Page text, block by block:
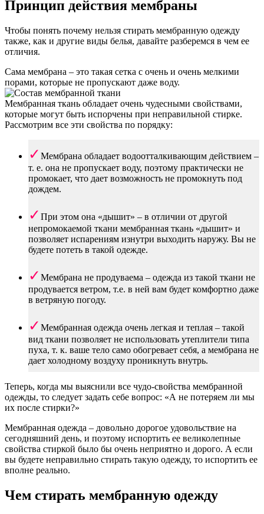
Принцип действия мембраны
Чтобы понять почему нельзя стирать мембранную одежду
также, как и другие виды белья, давайте разберемся в чем ее
отличия.
Сама мембрана – это такая сетка с очень и очень мелкими
порами, которые не пропускают даже воду.
Мембранная ткань обладает очень чудесными свойствами,
которые могут быть испорчены при неправильной стирке.
Рассмотрим все эти свойства по порядку:
Мембрана обладает водоотталкивающим действием –
т. е. она не пропускает воду, поэтому практически не
промокает, что дает возможность не промокнуть под
дождем.
При этом она «дышит» – в отличии от другой
непромокаемой ткани мембранная ткань «дышит» и
позволяет испарениям изнутри выходить наружу. Вы не
будете потеть в такой одежде.
Мембрана не продуваема – одежда из такой ткани не
продувается ветром, т.е. в ней вам будет комфортно даже
в ветряную погоду.
Мембранная одежда очень легкая и теплая – такой
вид ткани позволяет не использовать утеплители типа
пуха, т. к. ваше тело само обогревает себя, а мембрана не
дает холодному воздуху проникнуть внутрь.
Теперь, когда мы выяснили все чудо-свойства мембранной
одежды, то следует задать себе вопрос: «А не потеряем ли мы
их после стирки?»
Мембранная одежда – довольно дорогое удовольствие на
сегодняшний день, и поэтому испортить ее великолепные
свойства стиркой было бы очень неприятно и дорого. А если
вы будете неправильно стирать такую одежду, то испортить ее
вполне реально.
Чем стирать мембранную одежду